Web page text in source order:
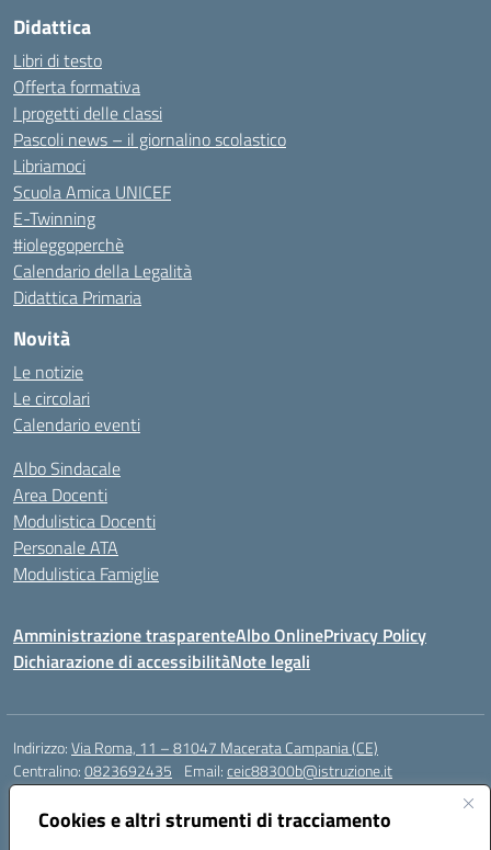
Cookies e altri strumenti di tracciamento
Didattica
Libri di testo
Offerta formativa
I progetti delle classi
Pascoli news – il giornalino scolastico
Libriamoci
Scuola Amica UNICEF
E-Twinning
#ioleggoperchè
Calendario della Legalità
Didattica Primaria
Novità
Le notizie
Le circolari
Calendario eventi
Albo Sindacale
Area Docenti
Modulistica Docenti
Personale ATA
Modulistica Famiglie
Amministrazione trasparenteAlbo OnlinePrivacy Policy
Dichiarazione di accessibilitàNote legali
Indirizzo:Via Roma, 11 – 81047 Macerata Campania (CE)
Centralino:0823692435 Email:ceic88300b@istruzione.it
Posta elettronica certificata (PEC):
Codice fiscale: 94017830616